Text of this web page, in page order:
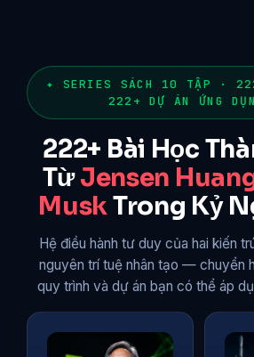
✦ SERIES SÁCH 10 TẬP ·
222+ DỰ ÁN ỨNG
222+ Bài Học
TừJensen
MuskTrong Kỷ
Hệ điều hành tư duy của hai kiến
nguyên trí tuệ nhân tạo — chuyển
quy trình và dự án bạn có thể áp